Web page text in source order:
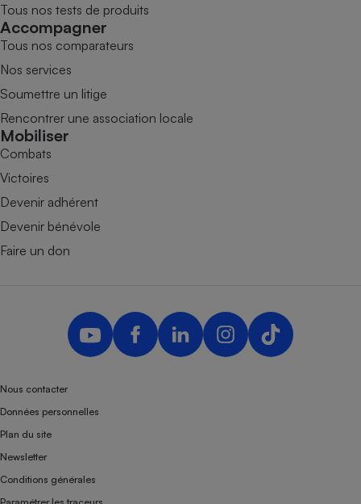
Tous nos tests de produits
Accompagner
Tous nos comparateurs
Nos services
Soumettre un litige
Rencontrer une association locale
Mobiliser
Combats
Victoires
Devenir adhérent
Devenir bénévole
Faire un don
Nous contacter
Données personnelles
Plan du site
Newsletter
Conditions générales